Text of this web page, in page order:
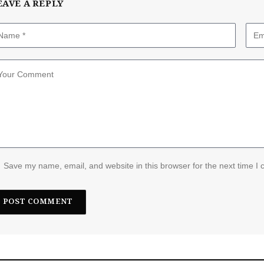
A REPLY
Save my name, email, and website in this browser for the next time I